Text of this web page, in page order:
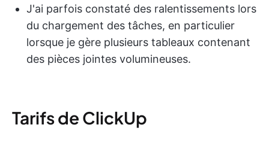
J'ai parfois constaté des ralentissements lors
du chargement des tâches, en particulier
lorsque je gère plusieurs tableaux contenant
des pièces jointes volumineuses.
Tarifs de ClickUp